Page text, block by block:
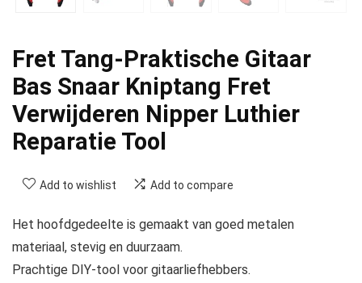
Fret Tang-Praktische Gitaar
Bas Snaar Kniptang Fret
Verwijderen Nipper Luthier
Reparatie Tool
Add to wishlist Add to compare
Het hoofdgedeelte is gemaakt van goed metalen
materiaal, stevig en duurzaam.
Prachtige DIY-tool voor gitaarliefhebbers.